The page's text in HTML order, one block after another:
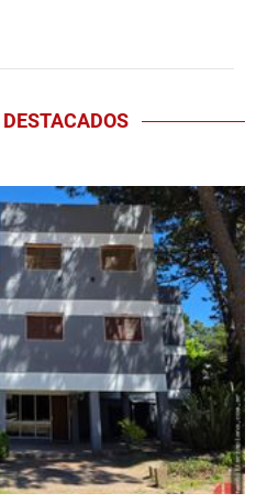
DESTACADOS